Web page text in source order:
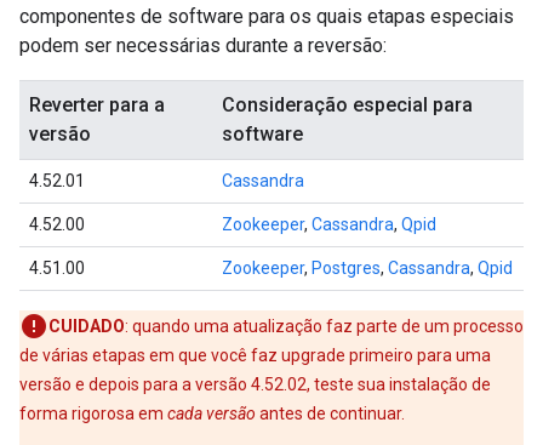
componentes de software para os quais etapas especiais
podem ser necessárias durante a reversão:
Reverter para a
versão
Consideração especial para
software
4.52.01 Cassandra
4.52.00 Zookeeper, Cassandra, Qpid
4.51.00 Zookeeper, Postgres, Cassandra, Qpid
CUIDADO: quando uma atualização faz parte de um processo
de várias etapas em que você faz upgrade primeiro para uma
versão e depois para a versão 4.52.02, teste sua instalação de
forma rigorosa em cada versão antes de continuar.